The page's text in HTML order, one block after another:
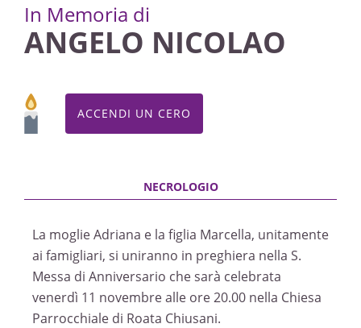
In Memoria di
ANGELO NICOLAO
ACCENDI UN CERO
La moglie Adriana e la figlia Marcella, unitamente
ai famigliari, si uniranno in preghiera nella S.
Messa di Anniversario che sarà celebrata
venerdì 11 novembre alle ore 20.00 nella Chiesa
Parrocchiale di Roata Chiusani.